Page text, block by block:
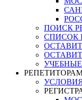
ПОИСК
СПИСОК